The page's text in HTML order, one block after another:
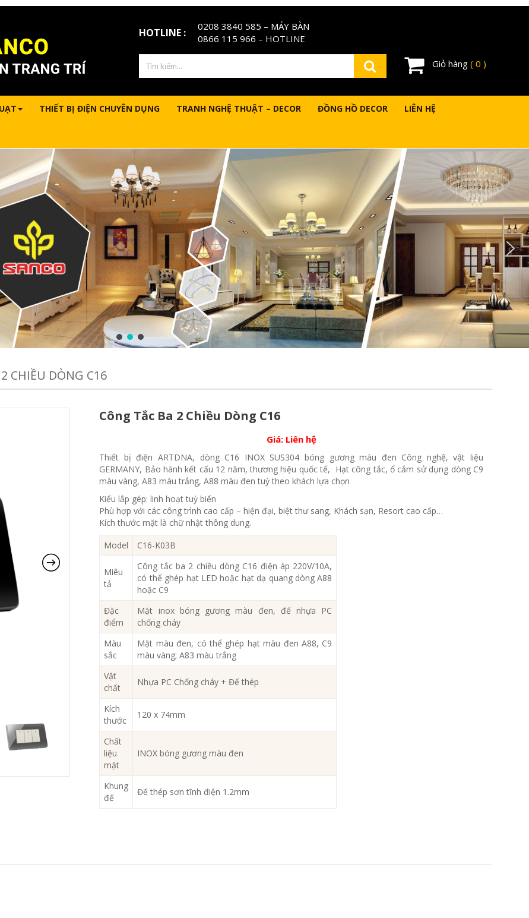
HOTLINE : 0208 3840 585 – MÁY BÀN
0866 115 966 – HOTLINE
Giỏ hàng ( 0 )
THIẾT BỊ ĐIỆN CHUYÊN DỤNG TRANH NGHỆ THUẬT – DECOR ĐỒNG HỒ DECOR LIÊN HỆ
CHIỀU DÒNG C16
Công Tắc Ba 2 Chiều Dòng C16
Giá: Liên hệ
Thiết bị điện ARTDNA, dòng C16 INOX SUS304 bóng gương màu đen Công nghệ, vật liệu
GERMANY, Bảo hành kết cấu 12 năm, thương hiệu quốc tế, Hạt công tắc, ổ cắm sử dụng dòng C9
màu vàng, A83 màu trắng, A88 màu đen tuỳ theo khách lựa chọn
Kiểu lắp gép: linh hoạt tuỳ biến
Phù hợp với các công trình cao cấp – hiện đại, biệt thư sang, Khách sạn, Resort cao cấp…
Kích thước mặt là chữ nhật thông dung.
Model
C16-K03B
Miêu
tả
Công tắc ba 2 chiều dòng C16 điện áp 220V/10A,
có thể ghép hạt LED hoặc hạt dạ quang dòng A88
hoặc C9
Đặc
điểm
Mặt inox bóng gương màu đen, đế nhựa PC
chống cháy
Màu
sắc
Mặt màu đen, có thể ghép hạt màu đen A88, C9
màu vàng; A83 màu trắng
Vật
chất
Nhựa PC Chống cháy + Đế thép
Kích
thước
120 x 74mm
Chất
liệu
mặt
INOX bóng gương màu đen
Khung
đế
Đế thép sơn tĩnh điện 1.2mm